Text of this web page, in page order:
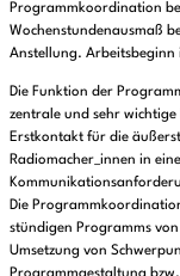
Programmkoordination
Wochenstundenausmaß
Anstellung. Arbeitsbeginn
Die Funktion der
zentrale und sehr
Erstkontakt für die
Radiomacher_innen in
Die
stündigen Programms
Umsetzung von